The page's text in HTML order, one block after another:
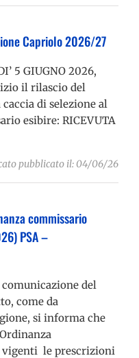
Capriolo 2026/27
5 GIUGNO 2026,
il rilascio del
di selezione al
esibire: RICEVUTA
pubblicato il: 04/06/26
commissario
PSA –
comunicazione del
come da
si informa che
vigenti le prescrizioni